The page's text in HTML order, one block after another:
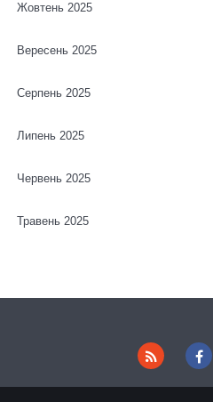
Жовтень 2025
Вересень 2025
Серпень 2025
Липень 2025
Червень 2025
Травень 2025